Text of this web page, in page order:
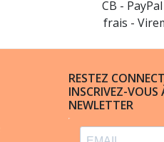
CB -
frais -
RESTEZ
INSCRIVEZ-VOUS
NEWLETTER